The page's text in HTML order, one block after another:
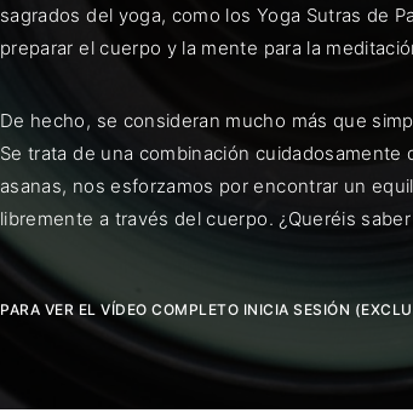
sagrados del yoga, como los Yoga Sutras de
preparar el cuerpo y la mente para la
De hecho, se consideran mucho más que
Se trata de una combinación
asanas, nos esforzamos por encontrar un
libremente a través del cuerpo. ¿Queréis
PARA VER EL VÍDEO COMPLETO INICIA SESIÓN